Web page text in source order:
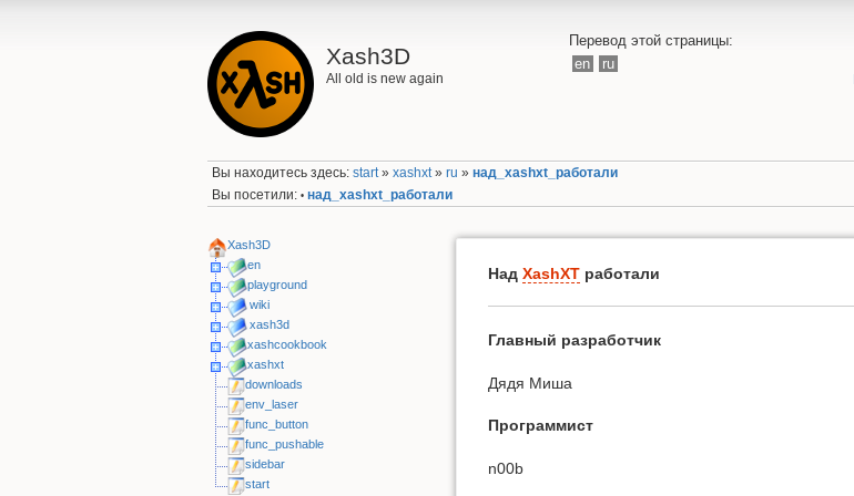
Перевод этой страницы:
en
ru
Xash3D
All old is new again
Вы находитесь здесь:start»xashxt»ru »над_xashxt_работали
Вы посетили: • над_xashxt_работали
Xash3D
en
playground
wiki
xash3d
xashcookbook
xashxt
downloads
env_laser
func_button
func_pushable
sidebar
start
Над XashXT работали
Главный разработчик
Дядя Миша
Программист
n00b